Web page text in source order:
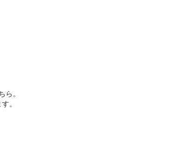
ら。
。